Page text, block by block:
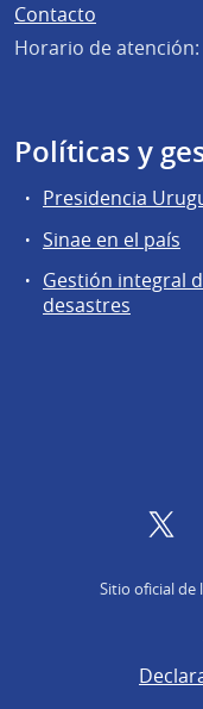
Contacto
Horario de atención:
Políticas y
Presidencia
Sinae en el país
Gestión integral
desastres
Sitio oficial de